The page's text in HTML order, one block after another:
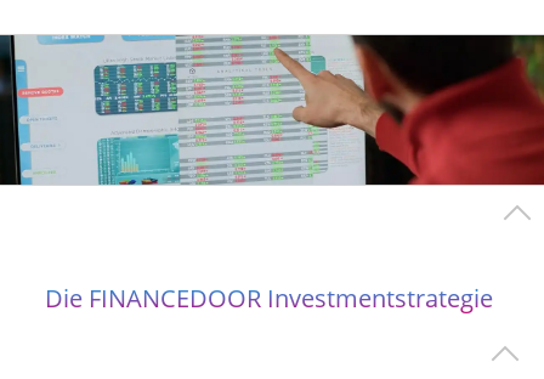
Die FINANCEDOOR Investmentstrategie